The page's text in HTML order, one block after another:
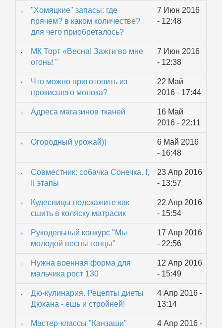
"Хомяцкие" запасы: где
прячем? в каком количестве?
для чего приобреталось?
7 Июн 2016
- 12:48
МК Торт «Весна! Зажги во мне
огонь! "
7 Июн 2016
- 12:38
Что можно приготовить из
прокисшего молока?
22 Май
2016 - 17:44
Адреса магазинов тканей
16 Май
2016 - 22:11
Огородный урожай))
6 Май 2016
- 16:48
Совместник: собачка Сонечка. I,
II этапы
23 Апр 2016
- 13:57
Кудесницы подскажите как
сшить в коляску матрасик
22 Апр 2016
- 15:54
Рукодельный конкурс "Мы
молодой весны гонцы"
17 Апр 2016
- 22:56
Нужна военная форма для
мальчика рост 130
12 Апр 2016
- 15:49
Дю-кулинария. Рецепты диеты
Дюкана - ешь и стройней!
4 Апр 2016 -
13:14
Мастер-классы "Канзаши"
4 Апр 2016 -